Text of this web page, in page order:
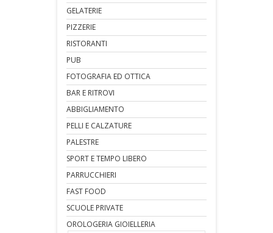
GELATERIE
PIZZERIE
RISTORANTI
PUB
FOTOGRAFIA ED OTTICA
BAR E RITROVI
ABBIGLIAMENTO
PELLI E CALZATURE
PALESTRE
SPORT E TEMPO LIBERO
PARRUCCHIERI
FAST FOOD
SCUOLE PRIVATE
OROLOGERIA GIOIELLERIA